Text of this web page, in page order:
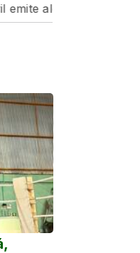
para risco de